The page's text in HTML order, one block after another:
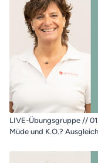
LIVE-Übungsgruppe //
Müde und K.O.?